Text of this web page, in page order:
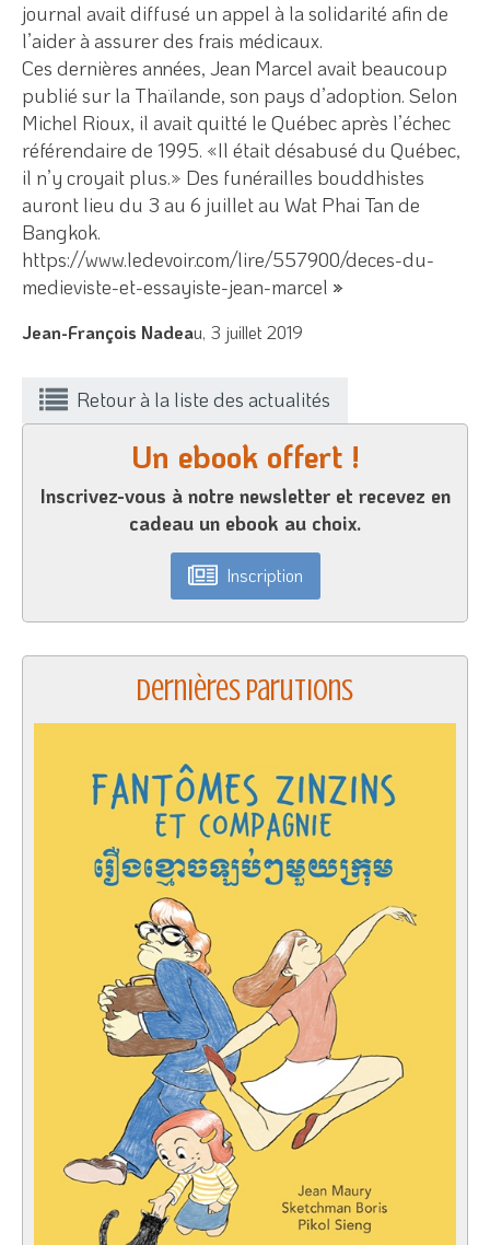
journal avait diffusé un appel à la solidarité afin de
l’aider à assurer des frais médicaux.
Ces dernières années, Jean Marcel avait beaucoup
publié sur la Thaïlande, son pays d’adoption. Selon
Michel Rioux, il avait quitté le Québec après l’échec
référendaire de 1995. «Il était désabusé du Québec,
il n’y croyait plus.» Des funérailles bouddhistes
auront lieu du 3 au 6 juillet au Wat Phai Tan de
Bangkok.
https://www.ledevoir.com/lire/557900/deces-du-
medieviste-et-essayiste-jean-marcel »
Jean-François Nadeau, 3 juillet 2019
Retour à la liste des actualités
Un ebook offert !
Inscrivez-vous à notre newsletter et recevez en
cadeau un ebook au choix.
Inscription
Dernières parutions